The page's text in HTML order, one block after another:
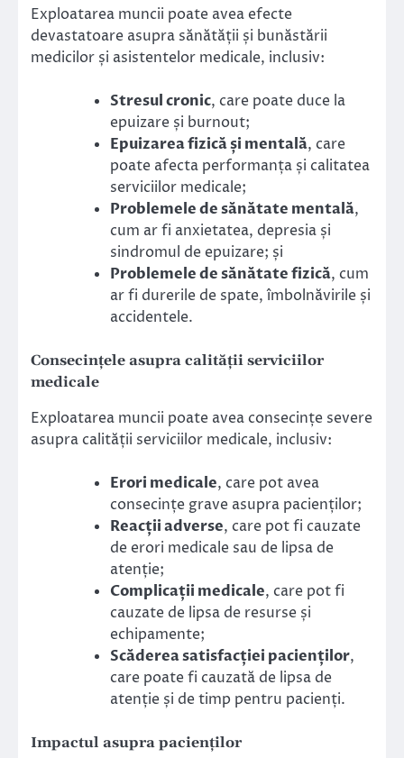
Exploatarea muncii poate avea efecte
devastatoare asupra sănătății și bunăstării
medicilor și asistentelor medicale, inclusiv:
Stresul cronic, care poate duce la
epuizare și burnout;
Epuizarea fizică și mentală, care
poate afecta performanța și calitatea
serviciilor medicale;
Problemele de sănătate mentală,
cum ar fi anxietatea, depresia și
sindromul de epuizare; și
Problemele de sănătate fizică, cum
ar fi durerile de spate, îmbolnăvirile și
accidentele.
Consecințele asupra calității serviciilor
medicale
Exploatarea muncii poate avea consecințe severe
asupra calității serviciilor medicale, inclusiv:
Erori medicale, care pot avea
consecințe grave asupra pacienților;
Reacții adverse, care pot fi cauzate
de erori medicale sau de lipsa de
atenție;
Complicații medicale, care pot fi
cauzate de lipsa de resurse și
echipamente;
Scăderea satisfacției pacienților,
care poate fi cauzată de lipsa de
atenție și de timp pentru pacienți.
Impactul asupra pacienților